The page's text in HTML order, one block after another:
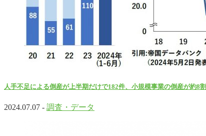
人手不足による倒産が上半期だけで182件、小規模事業の倒産が約8割
2024.07.07 - 調査・データ